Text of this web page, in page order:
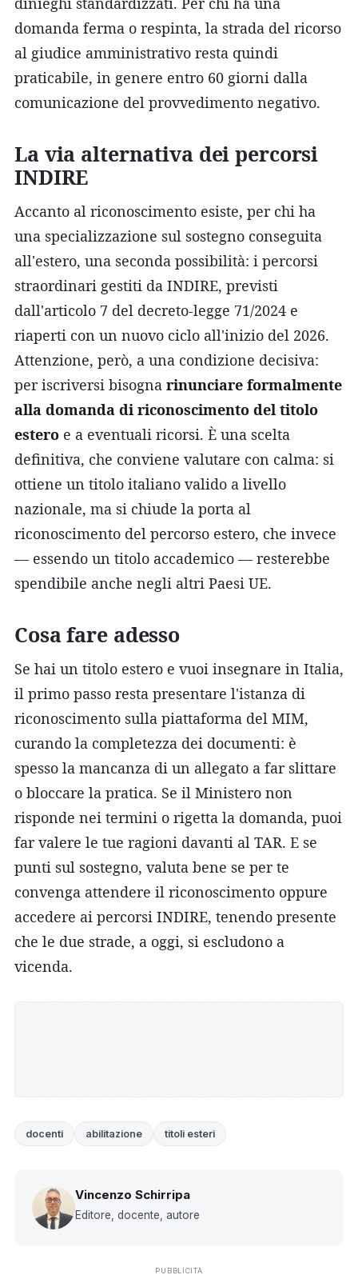
domanda ferma o respinta, la strada del ricorso
al giudice amministrativo resta quindi
praticabile, in genere entro 60 giorni dalla
comunicazione del provvedimento negativo.
La via alternativa dei percorsi
INDIRE
Accanto al riconoscimento esiste, per chi ha
una specializzazione sul sostegno conseguita
all'estero, una seconda possibilità: i percorsi
straordinari gestiti da INDIRE, previsti
dall'articolo 7 del decreto-legge 71/2024 e
riaperti con un nuovo ciclo all'inizio del 2026.
Attenzione, però, a una condizione decisiva:
per iscriversi bisogna rinunciare formalmente
alla domanda di riconoscimento del titolo
estero e a eventuali ricorsi. È una scelta
definitiva, che conviene valutare con calma: si
ottiene un titolo italiano valido a livello
nazionale, ma si chiude la porta al
riconoscimento del percorso estero, che invece
— essendo un titolo accademico — resterebbe
spendibile anche negli altri Paesi UE.
Cosa fare adesso
Se hai un titolo estero e vuoi insegnare in Italia,
il primo passo resta presentare l'istanza di
riconoscimento sulla piattaforma del MIM,
curando la completezza dei documenti: è
spesso la mancanza di un allegato a far slittare
o bloccare la pratica. Se il Ministero non
risponde nei termini o rigetta la domanda, puoi
far valere le tue ragioni davanti al TAR. E se
punti sul sostegno, valuta bene se per te
convenga attendere il riconoscimento oppure
accedere ai percorsi INDIRE, tenendo presente
che le due strade, a oggi, si escludono a
vicenda.
docenti abilitazione titoli esteri
Vincenzo Schirripa
Editore, docente, autore
PUBBLICITÀ